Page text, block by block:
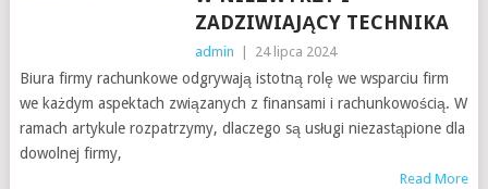
ZADZIWIAJĄCY TECHNIKA
admin 24 lipca 2024
Biura firmy rachunkowe odgrywają istotną rolę we wsparciu firm
we każdym aspektach związanych z finansami i rachunkowością. W
ramach artykule rozpatrzymy, dlaczego są usługi niezastąpione dla
dowolnej firmy,
Read More